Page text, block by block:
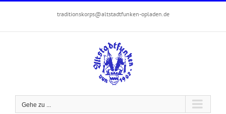
springen
traditionskorps@altstadtfunken-opladen.de
Gehe zu ...